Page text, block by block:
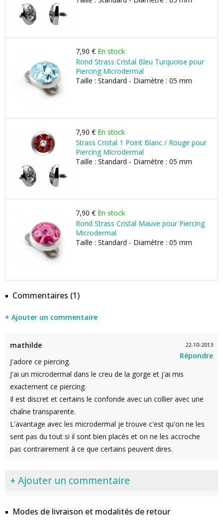
7,90 € En stock
Rond Strass Cristal Bleu Turquoise pour
Piercing Microdermal
Taille : Standard - Diamètre : 05 mm
7,90 € En stock
Strass Cristal 1 Point Blanc / Rouge pour
Piercing Microdermal
Taille : Standard - Diamètre : 05 mm
7,90 € En stock
Rond Strass Cristal Mauve pour Piercing
Microdermal
Taille : Standard - Diamètre : 05 mm
Commentaires (1)
+ Ajouter un commentaire
22-10-2013
Répondre
mathilde
J'adore ce piercing.
J'ai un microdermal dans le creu de la gorge et j'ai mis
exactement ce piercing.
Il est discret et certains le confonde avec un collier avec une
chaîne transparente.
L'avantage avec les microdermal je trouve c'est qu'on ne les
sent pas du tout si il sont bien placés et on ne les accroche
pas contrairement à ce que certains peuvent dires.
+ Ajouter un commentaire
Modes de livraison et modalités de retour